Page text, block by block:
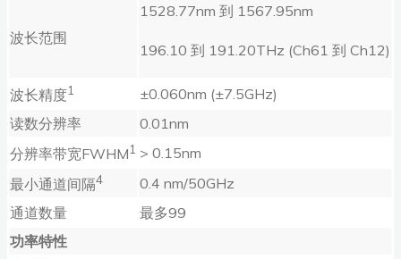
波长范围
1528.77nm 到 1567.95nm
196.10 到 191.20THz (Ch61 到 Ch12)
波长精度1
±0.060nm (±7.5GHz)
读数分辨率
0.01nm
分辨率带宽FWHM1 > 0.15nm
最小通道间隔4
0.4 nm/50GHz
通道数量
最多99
功率特性